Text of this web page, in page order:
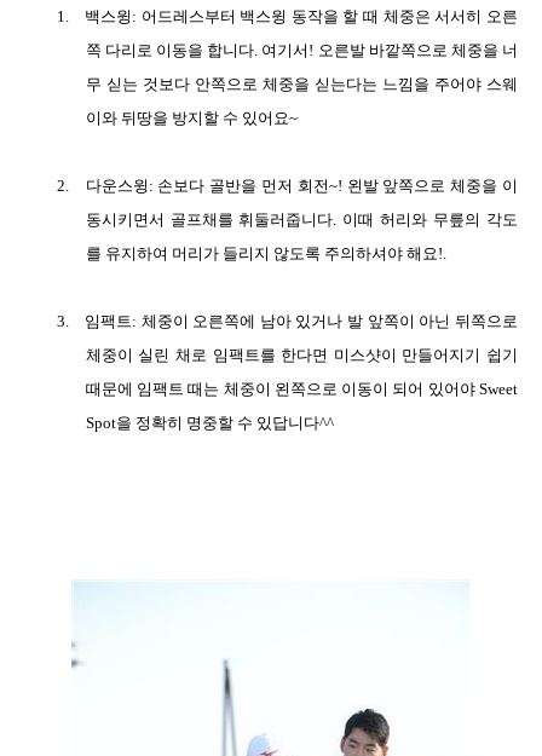
1. 백스윙: 어드레스부터 백스윙 동작을 할 때 체중은 서서히 오른
쪽 다리로 이동을 합니다. 여기서 ! 오른발 바깥쪽으로 체중을 너
무 싣는 것보다 안쪽으로 체중을 싣는다는 느낌을 주어야 스웨
이와 뒤땅을 방지할 수 있어요~
2. 다운스윙: 손보다 골반을 먼저 회전~! 왼발 앞쪽으로 체중을 이
동시키면서 골프채를 휘둘러줍니다. 이때 허리와 무릎의 각도
를 유지하여 머리가 들리지 않도록 주의하셔야 해요!.
3. 임팩트: 체중이 오른쪽에 남아 있거나 발 앞쪽이 아닌 뒤쪽으로
체중이 실린 채로 임팩트를 한다면 미스샷이 만들어지기 쉽기
때문에 임팩트 때는 체중이 왼쪽으로 이동이 되어 있어야Sweet
Spot을 정확히 명중할 수 있답니다^^